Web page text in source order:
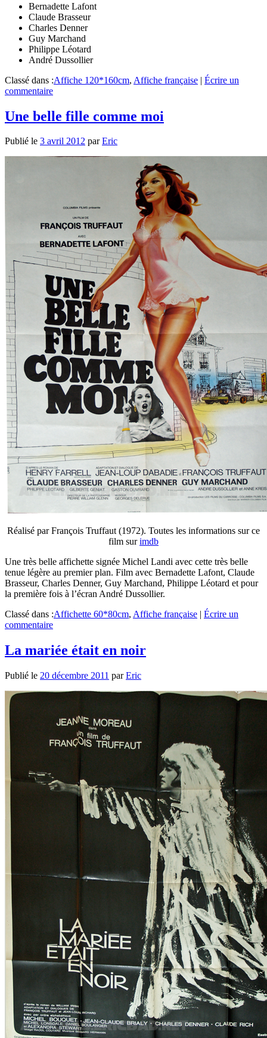
Bernadette Lafont
Claude Brasseur
Charles Denner
Guy Marchand
Philippe Léotard
André Dussollier
Classé dans :Affiche 120*160cm, Affiche française | Écrire un
commentaire
Une belle fille comme moi
Publié le 3 avril 2012 parEric
Réalisé par François Truffaut (1972). Toutes les informations sur ce
film surimdb
Une très belle affichette signée Michel Landi avec cette très belle
tenue légère au premier plan. Film avec Bernadette Lafont, Claude
Brasseur, Charles Denner, Guy Marchand, Philippe Léotard et pour
la première fois à l’écran André Dussollier.
Classé dans :Affichette 60*80cm, Affiche française | Écrire un
commentaire
La mariée était en noir
Publié le 20 décembre 2011 parEric